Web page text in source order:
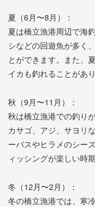
夏（6月〜8月）：
夏は橋立漁港周辺で海
シなどの回遊魚が多く
とができます。また、
イカも釣れることがあり
秋（9月〜11月）：
秋は橋立漁港での釣り
カサゴ、アジ、サヨリ
ーバスやヒラメのシー
ィッシングが楽しい時
冬（12月〜2月）：
冬の橋立漁港では、寒